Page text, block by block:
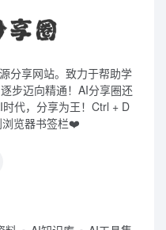
分享网站。致力于帮助学
步迈向精通！AI分享圈还
代，分享为王！Ctrl + D
览器书签栏❤️